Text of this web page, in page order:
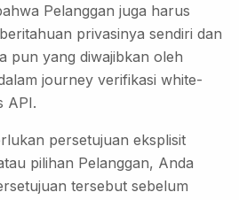
Pelanggan juga harus
privasinya sendiri dan
pun yang diwajibkan oleh
journey verifikasi white-
API.
persetujuan eksplisit
pilihan Pelanggan, Anda
tersebut sebelum